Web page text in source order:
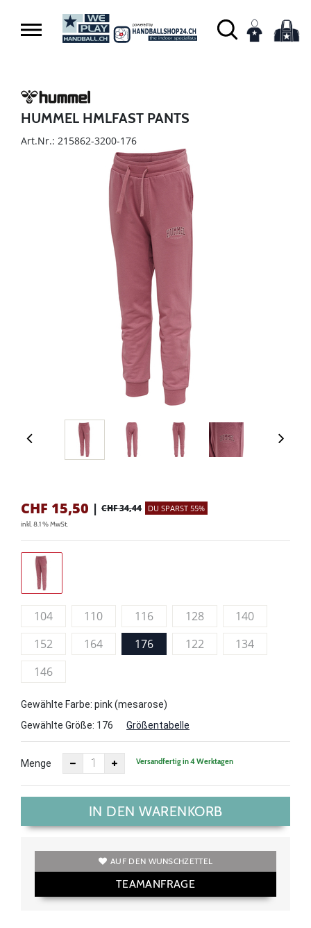
HUMMEL HMLFAST PANTS
Art.Nr.: 215862-3200-176
CHF 15,50 | CHF 34,44 DU SPARST 55%
inkl. 8.1 % MwSt.
104 110 116 128
140
152
164 176 122
134
146
Gewählte Farbe: pink (mesarose)
Gewählte Größe: 176 Größentabelle
Menge Versandfertig in 4 Werktagen
IN DEN WARENKORB
AUF DEN WUNSCHZETTEL
TEAMANFRAGE